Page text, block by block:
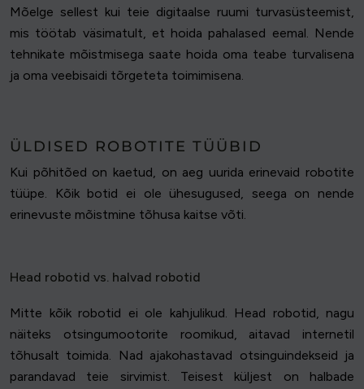
Mõelge sellest kui teie digitaalse ruumi turvasüsteemist,
mis töötab väsimatult, et hoida pahalased eemal. Nende
tehnikate mõistmisega saate hoida oma teabe turvalisena
ja oma veebisaidi tõrgeteta toimimisena.
ÜLDISED ROBOTITE TÜÜBID
Kui põhitõed on kaetud, on aeg uurida erinevaid robotite
tüüpe. Kõik botid ei ole ühesugused, seega on nende
erinevuste mõistmine tõhusa kaitse võti.
Head robotid vs. halvad robotid
Mitte kõik robotid ei ole kahjulikud. Head robotid, nagu
näiteks otsingumootorite roomikud, aitavad internetil
tõhusalt toimida. Nad ajakohastavad otsinguindekseid ja
parandavad teie sirvimist. Teisest küljest on halbade